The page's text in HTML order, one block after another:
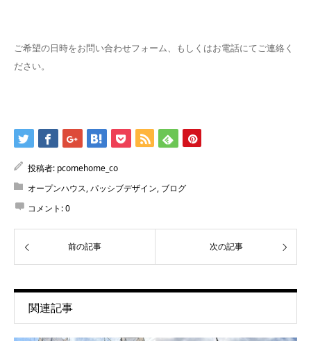
ご希望の日時をお問い合わせフォーム、もしくはお電話にてご連絡く
ださい。
投稿者: pcomehome_co
オープンハウス,パッシブデザイン, ブログ
コメント:0
前の記事 次の記事
関連記事